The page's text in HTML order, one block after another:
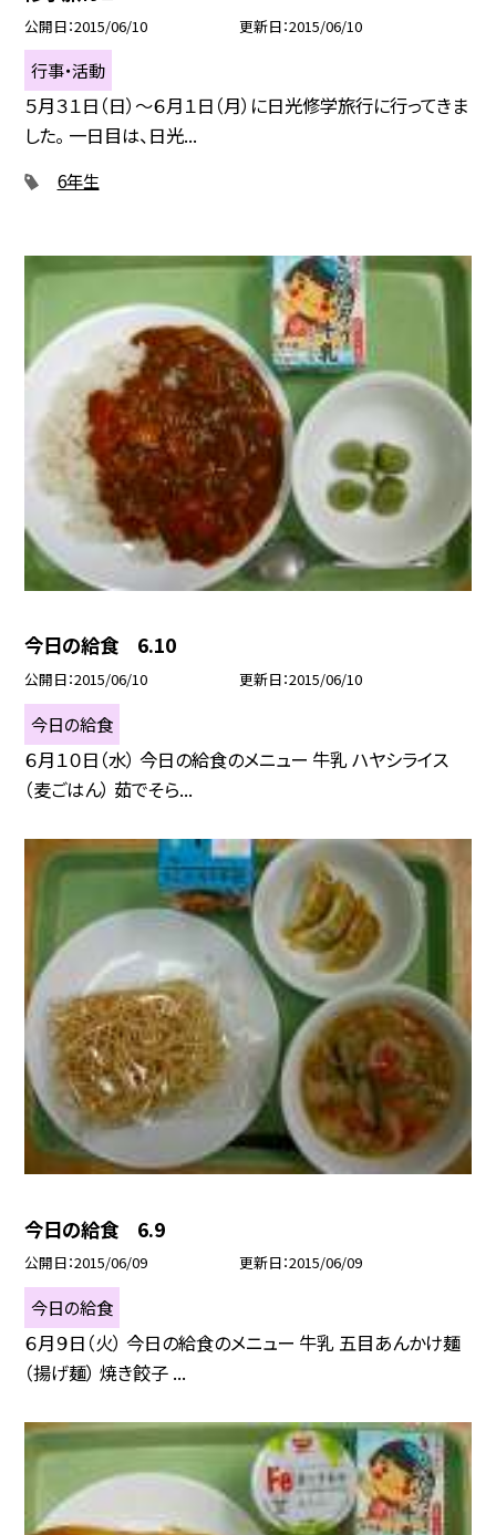
公開日 2015/06/10 更新日 2015/06/10
行事・活動
５月３１日（日）〜６月１日（月）に日光修学旅行に行ってきま
した。 一日目は、日光...
6年生
今日の給食 6.10
公開日 2015/06/10 更新日 2015/06/10
今日の給食
６月１０日（水） 今日の給食のメニュー 牛乳 ハヤシライス
（麦ごはん） 茹でそら...
今日の給食 6.9
公開日 2015/06/09 更新日 2015/06/09
今日の給食
６月９日（火） 今日の給食のメニュー 牛乳 五目あんかけ麺
（揚げ麺） 焼き餃子 ...